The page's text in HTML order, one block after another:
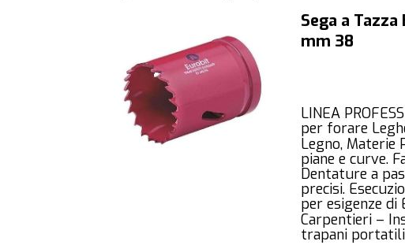
Sega a
mm 38
LINEA
per forare
Legno, Materie
piane e curve.
Dentature a
precisi.
per esigenze
Carpentieri –
trapani